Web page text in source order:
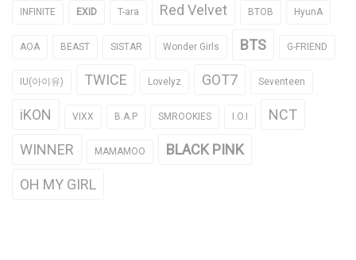
INFINITE EXID T-ara Red Velvet BTOB HyunA
AOA BEAST SISTAR Wonder Girls BTS G-FRIEND
IU(아이유) TWICE Lovelyz GOT7 Seventeen
iKON VIXX B.A.P SMROOKIES I.O.I NCT
WINNER MAMAMOO BLACK PINK
OH MY GIRL